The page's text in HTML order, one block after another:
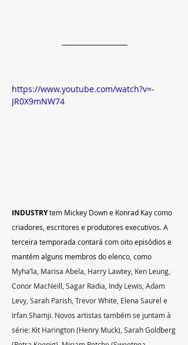
https://www.youtube.com/watch?v=-
JR0X9mNW74
INDUSTRY tem Mickey Down e Konrad Kay como
criadores, escritores e produtores executivos. A
terceira temporada contará com oito episódios e
mantém alguns membros do elenco, como
Myha’la, Marisa Abela, Harry Lawtey, Ken Leung,
Conor MacNeill, Sagar Radia, Indy Lewis, Adam
Levy, Sarah Parish, Trevor White, Elena Saurel e
Irfan Shamji. Novos artistas também se juntam à
série: Kit Harington (Henry Muck), Sarah Goldberg